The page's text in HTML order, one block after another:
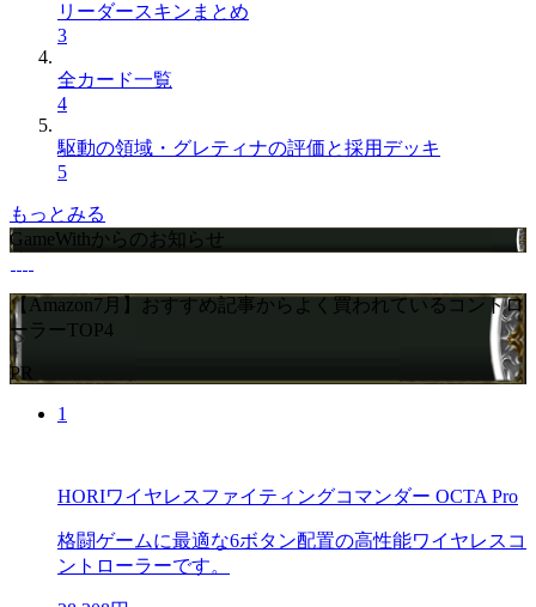
リーダースキンまとめ
3
全カード一覧
4
駆動の領域・グレティナの評価と採用デッキ
5
もっとみる
GameWithからのお知らせ
【Amazon7月】おすすめ記事からよく買われているコントロ
ーラーTOP4
PR
1
HORIワイヤレスファイティングコマンダー OCTA Pro
格闘ゲームに最適な6ボタン配置の高性能ワイヤレスコ
ントローラーです。